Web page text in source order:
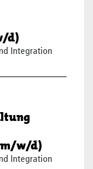
d)
Integration
w/d)
Integration